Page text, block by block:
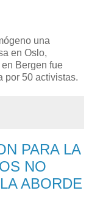
una
en Oslo,
Bergen fue
por 50 activistas.
PARA LA
NO
ABORDE